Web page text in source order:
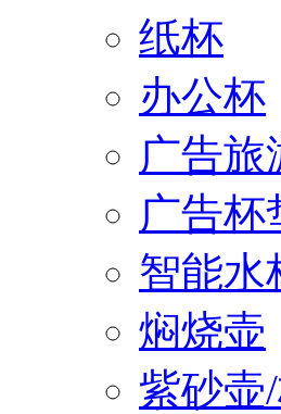
纸杯
办公杯
广告旅
广告杯
智能水
焖烧壶
紫砂壶